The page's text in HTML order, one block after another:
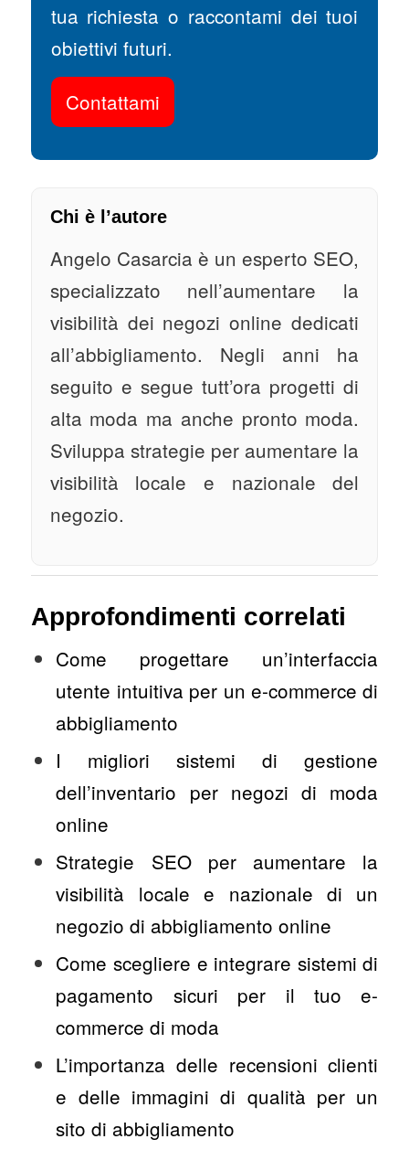
tua richiesta o raccontami dei tuoi
obiettivi futuri.
Contattami
Chi è l’autore
Angelo Casarcia è un esperto SEO,
specializzato nell’aumentare la
visibilità dei negozi online dedicati
all’abbigliamento. Negli anni ha
seguito e segue tutt’ora progetti di
alta moda ma anche pronto moda.
Sviluppa strategie per aumentare la
visibilità locale e nazionale del
negozio.
Approfondimenti correlati
Come progettare un’interfaccia
utente intuitiva per un e-commerce di
abbigliamento
I migliori sistemi di gestione
dell’inventario per negozi di moda
online
Strategie SEO per aumentare la
visibilità locale e nazionale di un
negozio di abbigliamento online
Come scegliere e integrare sistemi di
pagamento sicuri per il tuo e-
commerce di moda
L’importanza delle recensioni clienti
e delle immagini di qualità per un
sito di abbigliamento